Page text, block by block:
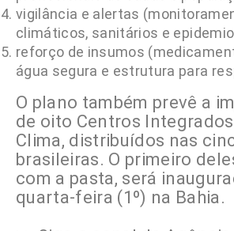
vigilância e alertas
climáticos, sanitários e
reforço de insumos
água segura e estrutura para
O plano também prevê a
de oito Centros
Clima, distribuídos nas
brasileiras. O primeiro
com a pasta, será
quarta-feira (1º) na Bahia.